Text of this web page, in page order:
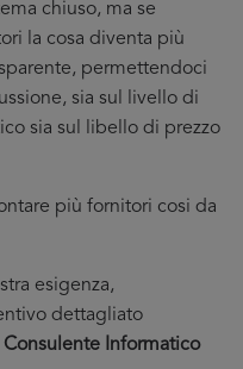
chiuso, ma se
la cosa diventa più
permettendoci
sia sul livello di
sia sul libello di prezzo
più fornitori cosi da
esigenza,
dettagliato
Consulente Informatico